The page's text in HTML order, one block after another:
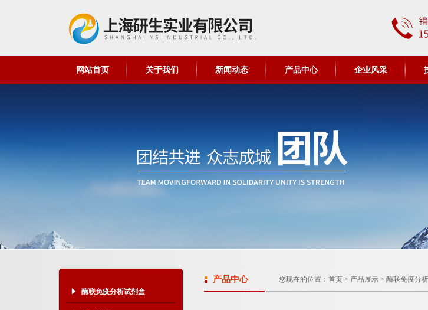
网站首页 关于我们 新闻动态 产品中心 企业风采
酶联免疫分析试剂盒
产品中心 您现在的位置： 首页 > 产品展示 > 酶联免疫分